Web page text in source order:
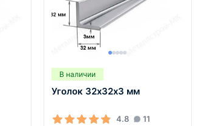
В наличии
Уголок 32х32х3 мм
4.8 11